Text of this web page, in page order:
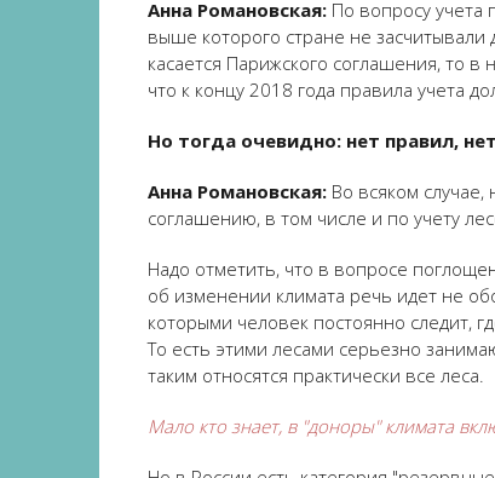
Анна Романовская: По вопросу учета
выше которого стране не
касается Парижского соглашения, то
что к концу 2018 года правила учета
Но тогда очевидно: нет правил,
Анна Романовская: Во всяком
соглашению, в том числе и по учету
Надо отметить, что в вопросе
об изменении климата речь идет не
которыми человек постоянно следит,
То есть этими лесами серьезно
таким относятся практически все леса.
Мало кто знает, в "доноры" климата